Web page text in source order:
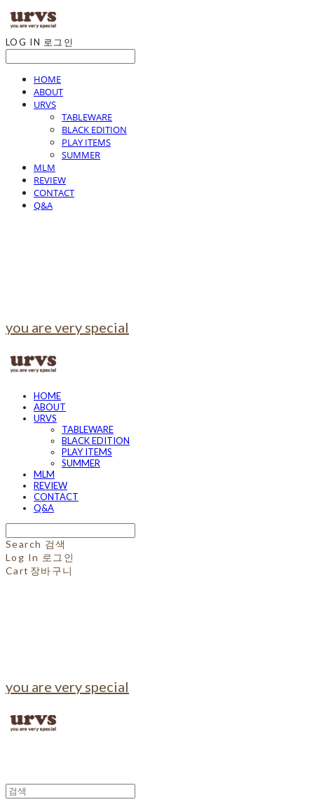
LOG IN 로그인
HOME
ABOUT
URVS
TABLEWARE
BLACK EDITION
PLAY ITEMS
SUMMER
MLM
REVIEW
CONTACT
Q&A
you are very special
HOME
ABOUT
URVS
TABLEWARE
BLACK EDITION
PLAY ITEMS
SUMMER
MLM
REVIEW
CONTACT
Q&A
Search 검색
Log In 로그인
Cart 장바구니
you are very special